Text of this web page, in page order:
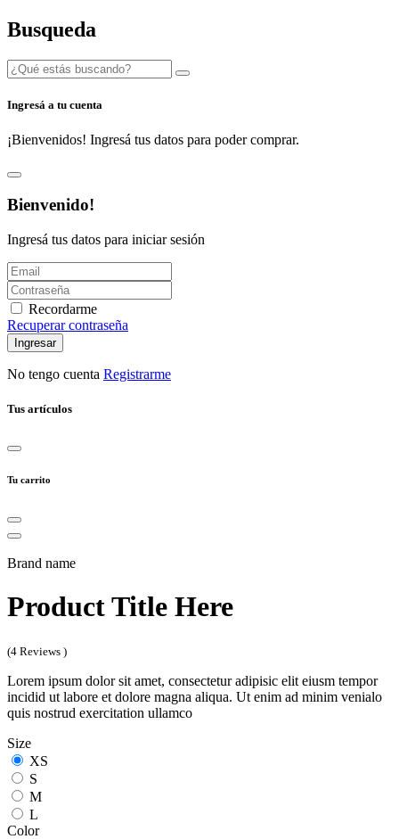
Busqueda
Ingresá a tu cuenta
¡Bienvenidos! Ingresá tus datos para poder comprar.
Bienvenido!
Ingresá tus datos para iniciar sesión
Recordarme
Recuperar contraseña
Ingresar
No tengo cuenta Registrarme
Tus artículos
Tu carrito
Brand name
Product Title Here
(4 Reviews )
Lorem ipsum dolor sit amet, consectetur adipisic elit eiusm tempor
incidid ut labore et dolore magna aliqua. Ut enim ad minim venialo
quis nostrud exercitation ullamco
Size
XS
S
M
L
Color